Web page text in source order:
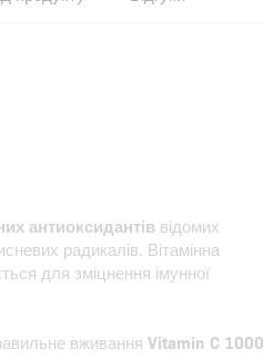
антиоксидантів відомих
радикалів. Вітамінна
для зміцнення імунної
вживання Vitamin C 1000